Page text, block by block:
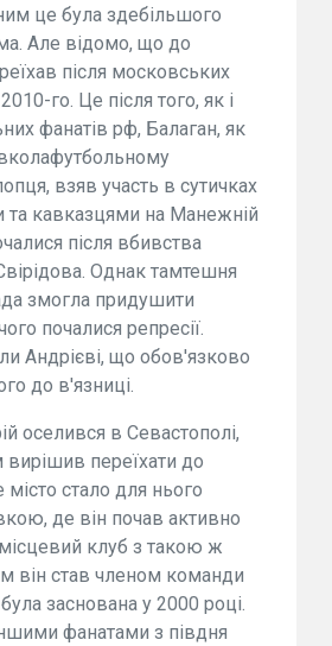
це була здебільшого
Але відомо, що до
після московських
го. Це після того, як і
фанатів рф, Балаган, як
взяв участь в сутичках
кавказцями на Манежній
після вбивства
Однак тамтешня
змогла придушити
почалися репресії.
Андрієві, що обов'язково
до в'язниці.
оселився в Севастополі,
переїхати до
стало для нього
де він почав активно
клуб з такою ж
він став членом команди
заснована у 2000 році.
фанатами з півдня